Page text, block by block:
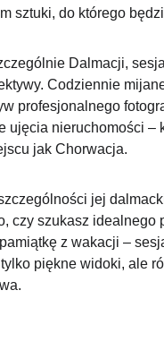
sztuki, do którego
Dalmacji,
Codziennie
profesjonalnego
ujęcia nieruchomości
jak Chorwacja.
jej
czy szukasz
z wakacji –
piękne widoki, ale